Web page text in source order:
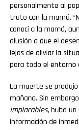
personalmente al
trato con la mamá.
conocí a la mamá,
alusión a que el
lejos de aliviar la
para todo el entorno
La muerte se
mañana. Sin
Implacables, hubo
información de